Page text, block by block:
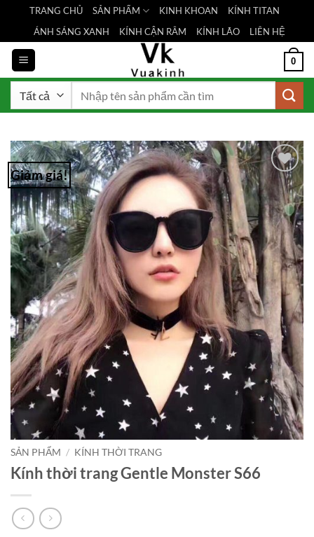
nội
dung
TRANG CHỦ SẢN PHẨM KINH KHOAN
KÍNH TITAN
ÁNH SÁNG XANH
KÍNH CẬN RÂM KÍNH LÃO LIÊN HỆ
0
Giảm giá!
Add to
Wishlist
SẢN PHẨM / KÍNH THỜI TRANG
Kính thời trang Gentle Monster S66